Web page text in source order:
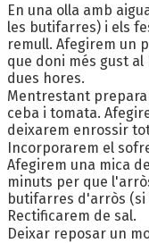
En una olla amb
les butifarres) i els
remull. Afegirem un
que doni més gust
dues hores.
Mentrestant
ceba i tomata.
deixarem enrossir
Incorporarem el
Afegirem una mica
minuts per que
butifarres d'arròs (si
Rectificarem de sal.
Deixar reposar un